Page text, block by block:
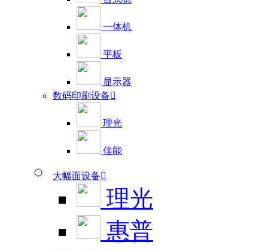
一体机
平板
显示器
数码印刷设备
理光
佳能
大幅面设备
理光
惠普